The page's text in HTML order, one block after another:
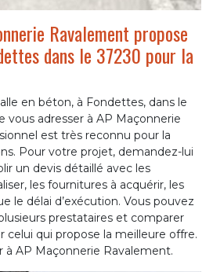
Ravalement propose
dans le 37230 pour la
en béton, à Fondettes, dans le
vous adresser à AP Maçonnerie
est très reconnu pour la
Pour votre projet, demandez-lui
un devis détaillé avec les
les fournitures à acquérir, les
le délai d’exécution. Vous pouvez
prestataires et comparer
celui qui propose la meilleure offre.
à AP Maçonnerie Ravalement.